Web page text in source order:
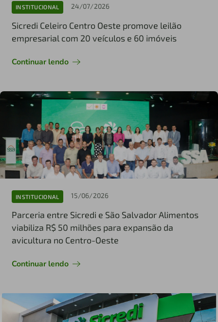
INSTITUCIONAL 24/07/2026
Sicredi Celeiro Centro Oeste promove leilão
empresarial com 20 veículos e 60 imóveis
Continuar lendo
INSTITUCIONAL 15/06/2026
Parceria entre Sicredi e São Salvador Alimentos
viabiliza R$ 50 milhões para expansão da
avicultura no Centro-Oeste
Continuar lendo